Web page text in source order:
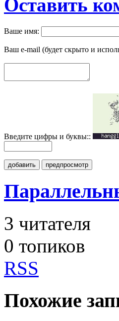
Оставить
Ваше имя:
Ваш e-mail (будет скрыто и
Введите цифры и буквы::
добавить предпросмотр
3 читателя
0 топиков
RSS
Похожие